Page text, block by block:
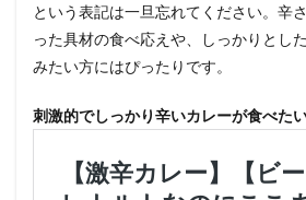
という表記は一旦忘れてください。辛
った具材の食べ応えや、しっかりとし
みたい方にはぴったりです。
刺激的でしっかり辛いカレーが食べた